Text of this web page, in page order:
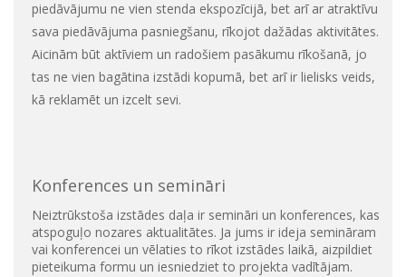
piedāvājumu ne vien stenda ekspozīcijā, bet arī ar atraktīvu
sava piedāvājuma pasniegšanu, rīkojot dažādas aktivitātes.
Aicinām būt aktīviem un radošiem pasākumu rīkošanā, jo
tas ne vien bagātina izstādi kopumā, bet arī ir lielisks veids,
kā reklamēt un izcelt sevi.
Konferences un semināri
Neiztrūkstoša izstādes daļa ir semināri un konferences, kas
atspoguļo nozares aktualitātes. Ja jums ir ideja semināram
vai konferencei un vēlaties to rīkot izstādes laikā, aizpildiet
pieteikuma formu un iesniedziet to projekta vadītājam.